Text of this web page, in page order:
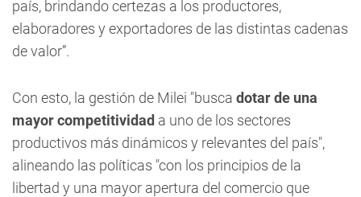
país, brindando certezas a los productores,
elaboradores y exportadores de las distintas cadenas
de valor”.
Con esto, la gestión de Milei "busca dotar de una
mayor competitividad a uno de los sectores
productivos más dinámicos y relevantes del país",
alineando las políticas "con los principios de la
libertad y una mayor apertura del comercio que